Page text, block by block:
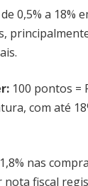
0,5% a 18%
100 pontos =
com até
nas
nota fiscal